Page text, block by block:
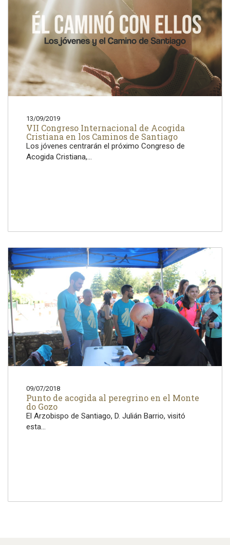
13/09/2019
VII Congreso Internacional de Acogida
Cristiana en los Caminos de Santiago
Los jóvenes centrarán el próximo Congreso de
Acogida Cristiana,...
09/07/2018
Punto de acogida al peregrino en el Monte
do Gozo
El Arzobispo de Santiago, D. Julián Barrio, visitó
esta...